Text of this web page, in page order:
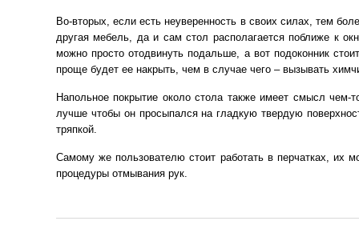
Во-вторых, если есть неуверенность в своих силах, тем
другая мебель, да и сам стол располагается поближе к
можно просто отодвинуть подальше, а вот подоконник
проще будет ее накрыть, чем в случае чего – вызывать
Напольное покрытие около стола также имеет смысл чем-
лучше чтобы он просыпался на гладкую твердую
тряпкой.
Самому же пользователю стоит работать в перчатках, их
процедуры отмывания рук.